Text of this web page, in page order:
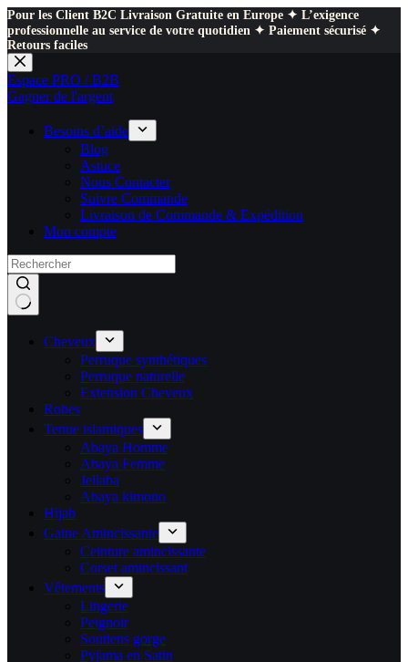
Pour les Client B2C Livraison Gratuite en Europe ✦ L’exigence
professionnelle au service de votre quotidien ✦ Paiement sécurisé ✦
Retours faciles
Passer
au
contenu
Espace PRO / B2B
Gagner de l'argent
Besoins d’aide
Blog
Astuce
Nous Contacter
Suivre Commande
Livraison de Commande & Expédition
Mon compte
Cheveux
Perruque synthétiques
Perruque naturelle
Extension Cheveux
Robes
Tenue islamiques
Abaya Homme
Abaya Femme
Jellaba
Abaya kimono
Hijab
Gaine Amincissante
Ceinture amincissante
Corset amincissant
Vêtements
Lingerie
Peignoir
Soutiens gorge
Pyjama en Satin